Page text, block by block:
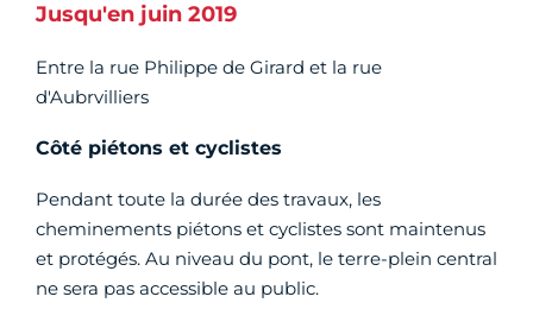
Jusqu'en juin 2019
Entre la rue Philippe de Girard et la rue
d'Aubrvilliers
Côté piétons et cyclistes
Pendant toute la durée des travaux, les
cheminements piétons et cyclistes sont maintenus
et protégés. Au niveau du pont, le terre-plein central
ne sera pas accessible au public.